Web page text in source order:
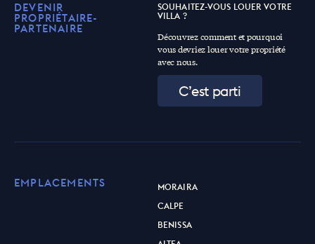
DEVENIR
PROPRIÉTAIRE-
PARTENAIRE
SOUHAITEZ-VOUS LOUER VOTRE
VILLA ?
Découvrez comment et pourquoi
vous devriez louer votre propriété
avec nous.
C’est parti
EMPLACEMENTS
MORAIRA
CALPE
BENISSA